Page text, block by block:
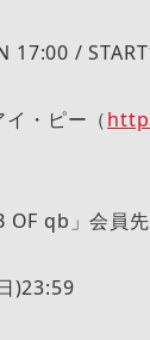
17:00 /
・ピー（
OF qb」会員
)23:59